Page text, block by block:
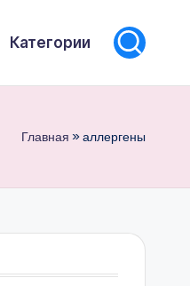
Категории
Главная »аллергены